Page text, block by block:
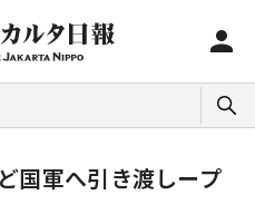
国軍へ引き渡しープ